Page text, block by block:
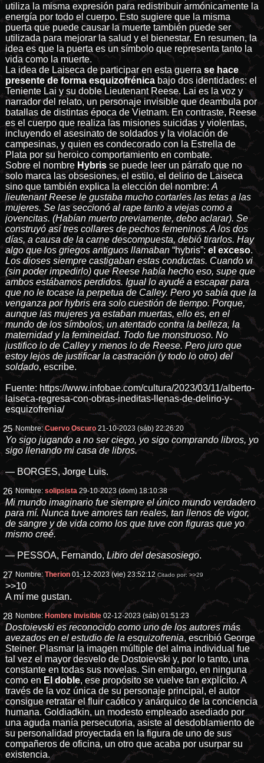
utiliza la misma expresión para redistribuir armónicamente la
energía por todo el cuerpo. Esto sugiere que la misma
puerta que puede causar la muerte también puede ser
utilizada para mejorar la salud y el bienestar. En resumen, la
idea es que la puerta es un símbolo que representa tanto la
vida como la muerte.
La idea de Laiseca de participar en esta guerra se hace
presente de forma esquizofrénica bajo dos identidades: el
Teniente Lai y su doble Lieutenant Reese. Lai es la voz y
narrador del relato, un personaje invisible que deambula por
batallas de distintas época de Vietnam. En contraste, Reese
es el cuerpo que realiza las misiones suicidas y violentas,
incluyendo el asesinato de soldados y la violación de
campesinas, y quien es condecorado con la Estrella de
Plata por su heroico comportamiento en combate.
Sobre el nombre Hybris se puede leer un párrafo que no
solo marca las obsesiones, el estilo, el delirio de Laiseca
sino que también explica la elección del nombre: A
lieutenant Reese le gustaba mucho cortarles las tetas a las
mujeres. Se las seccionó al rape tanto a viejas como a
jovencitas. (Habían muerto previamente, debo aclarar). Se
construyó así tres collares de pechos femeninos. A los dos
días, a causa de la carne descompuesta, debió tirarlos. Hay
algo que los griegos antiguos llamaban “hybris”: el exceso.
Los dioses siempre castigaban estas conductas. Cuando vi
(sin poder impedirlo) que Reese había hecho eso, supe que
ambos estábamos perdidos. Igual lo ayudé a escapar para
que no le tocase la perpetua de Calley. Pero yo sabía que la
venganza por hybris era solo cuestión de tiempo. Porque,
aunque las mujeres ya estaban muertas, ello es, en el
mundo de los símbolos, un atentado contra la belleza, la
maternidad y la femineidad. Todo fue monstruoso. No
justifico lo de Calley y menos lo de Reese. Pero juro que
estoy lejos de justificar la castración (y todo lo otro) del
soldado, escribe.
Fuente: https://www.infobae.com/cultura/2023/03/11/alberto-
laiseca-regresa-con-obras-ineditas-llenas-de-delirio-y-
esquizofrenia/
25 Nombre:Cuervo Oscuro 21-10-2023 (sáb) 22:26:20
Yo sigo jugando a no ser ciego, yo sigo comprando libros, yo
sigo llenando mi casa de libros.
— BORGES, Jorge Luis.
26 Nombre:solipsista 29-10-2023 (dom) 18:10:38
Mi mundo imaginario fue siempre el único mundo verdadero
para mí. Nunca tuve amores tan reales, tan llenos de vigor,
de sangre y de vida como los que tuve con figuras que yo
mismo creé.
— PESSOA, Fernando, Libro del desasosiego.
27 Nombre:Therion 01-12-2023 (vie) 23:52:12 Citado por:>>29
>>10
A mí me gustan.
28 Nombre: Hombre Invisible 02-12-2023 (sáb) 01:51:23
Dostoievski es reconocido como uno de los autores más
avezados en el estudio de la esquizofrenia, escribió George
Steiner. Plasmar la imagen múltiple del alma individual fue
tal vez el mayor desvelo de Dostoievski y, por lo tanto, una
constante en todas sus novelas. Sin embargo, en ninguna
como en El doble, ese propósito se vuelve tan explícito. A
través de la voz única de su personaje principal, el autor
consigue retratar el fluir caótico y anárquico de la conciencia
humana. Goldiadkin, un modesto empleado asediado por
una aguda manía persecutoria, asiste al desdoblamiento de
su personalidad proyectada en la figura de uno de sus
compañeros de oficina, un otro que acaba por usurpar su
existencia.